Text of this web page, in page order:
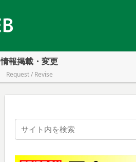
情報掲載・変更
Request / Revise